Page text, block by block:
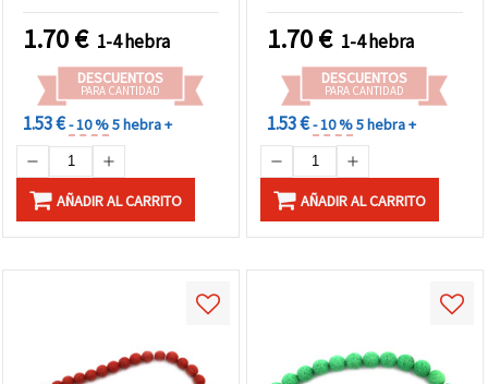
Modernos y Llamativos
1.70€ 1-4 hebra
DESCUENTOS
PARA CANTIDAD
1.53 €- 10 %5 hebra +
AÑADIR AL CARRITO
bisutería y manualidades
DIY
1.70€ 1-4 hebra
DESCUENTOS
PARA CANTIDAD
1.53 €- 10 %5 hebra +
AÑADIR AL CARRITO